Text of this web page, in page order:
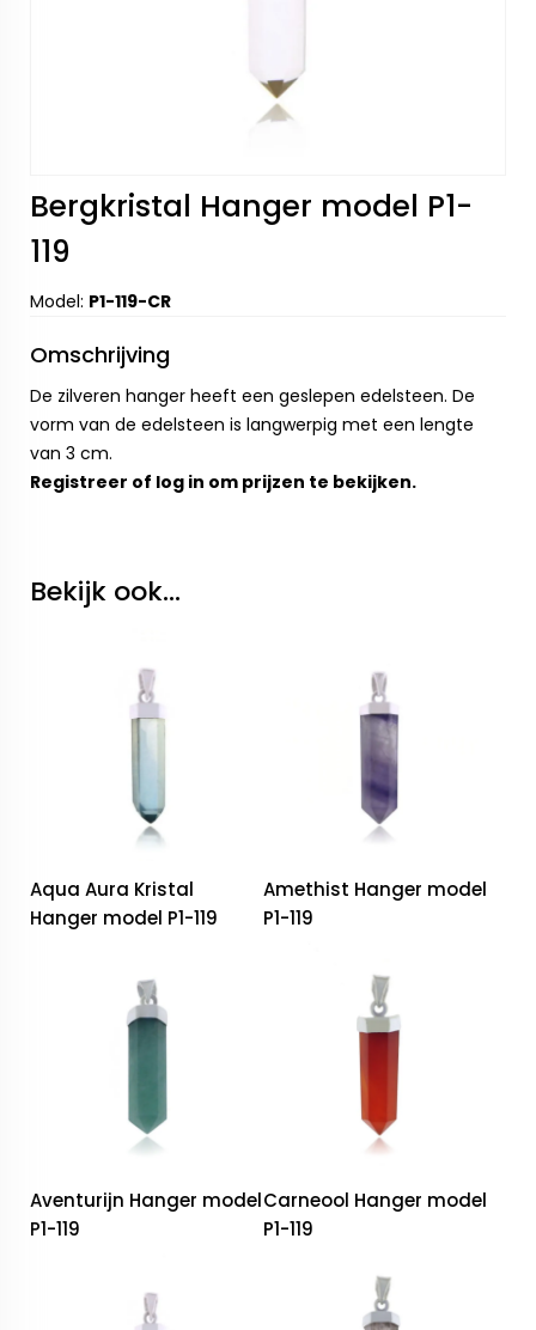
Bergkristal Hanger model P1-
119
Model: P1-119-CR
Omschrijving
De zilveren hanger heeft een geslepen edelsteen. De
vorm van de edelsteen is langwerpig met een lengte
van 3 cm.
Registreer of log in om prijzen te bekijken.
Bekijk ook...
Aqua Aura Kristal
Hanger model P1-119
Amethist Hanger model
P1-119
Aventurijn Hanger model
P1-119
Carneool Hanger model
P1-119